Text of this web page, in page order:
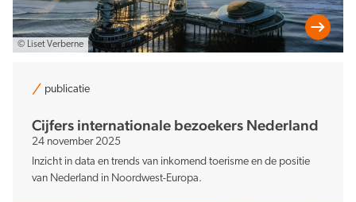
© Liset Verberne
publicatie
Cijfers internationale bezoekers Nederland
24 november 2025
Inzicht in data en trends van inkomend toerisme en de positie
van Nederland in Noordwest-Europa.